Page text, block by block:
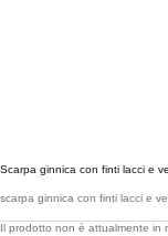
Scarpa ginnica con finti lacci e
scarpa ginnica con finti lacci e
Il prodotto non è attualmente in